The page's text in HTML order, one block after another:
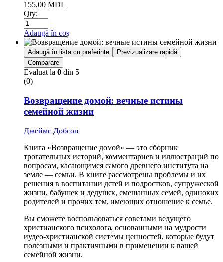
155,00 MDL
Qty:
Adaugă în coș
Adaugă în lista cu preferințe
Previzualizare rapidă
Comparare
Evaluat la 0 din 5
(0)
Возвращение домой: вечные истины
семейной жизни
Джеймс Добсон
Книга «Возвращение домой» — это сборник
трогательных историй, комментариев и иллюстраций по
вопросам, касающимся самого древнего института на
земле — семьи. В книге рассмотрены проблемы и их
решения в воспитании детей и подростков, супружеской
жизни, бабушек и дедушек, смешанных семей, одиноких
родителей и прочих тем, имеющих отношение к семье.
Вы сможете воспользоваться советами ведущего
христианского психолога, основанными на мудрости
иудео-христианской системы ценностей, которые будут
полезными и практичными в применении к вашей
семейной жизни.